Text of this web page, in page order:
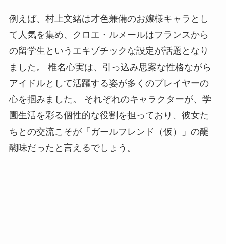
例えば、村上文緒は才色兼備のお嬢様キャラとし
て人気を集め、クロエ・ルメールはフランスから
の留学生というエキゾチックな設定が話題となり
ました。 椎名心実は、引っ込み思案な性格ながら
アイドルとして活躍する姿が多くのプレイヤーの
心を掴みました。 それぞれのキャラクターが、学
園生活を彩る個性的な役割を担っており、彼女た
ちとの交流こそが「ガールフレンド（仮）」の醍
醐味だったと言えるでしょう。